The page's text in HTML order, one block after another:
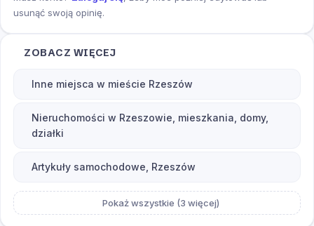
usunąć swoją opinię.
ZOBACZ WIĘCEJ
Inne miejsca w mieście Rzeszów
Nieruchomości w Rzeszowie, mieszkania, domy,
działki
Artykuły samochodowe, Rzeszów
Pokaż wszystkie (3 więcej)